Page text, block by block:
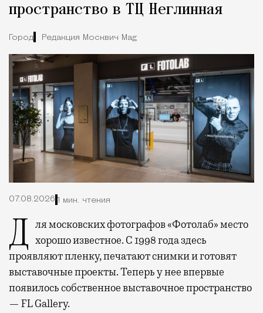
пространство в ТЦ Неглинная
Город Редакция Москвич Mag
07.08.2026 1 мин. чтения
Для московских фотографов «Фотолаб» место хорошо известное. С 1998 года здесь
проявляют пленку, печатают снимки и готовят
выставочные проекты. Теперь у нее впервые
появилось собственное выставочное пространство
— FL Gallery.